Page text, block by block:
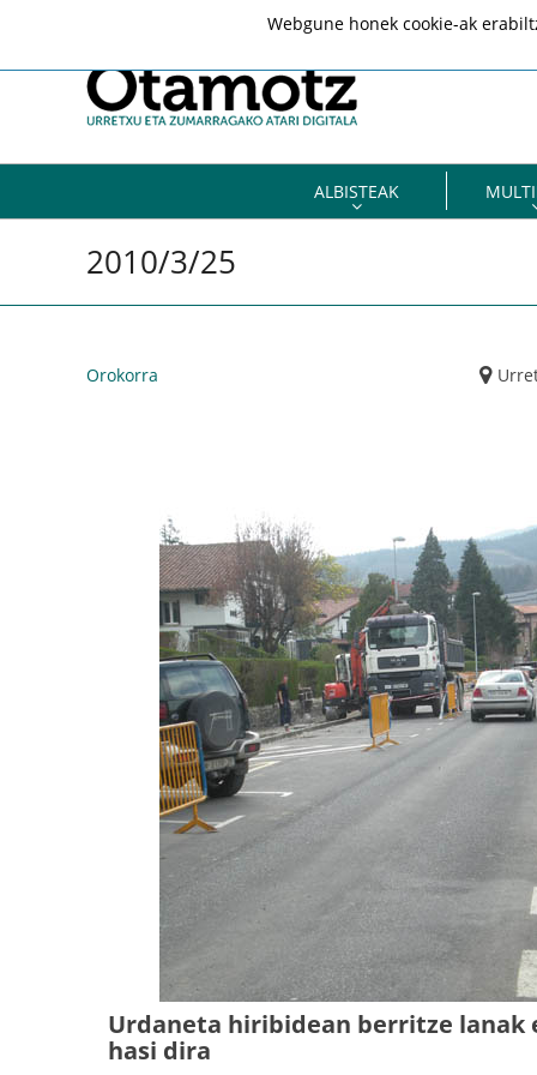
ALBISTEAK
2010/3/25
Orokorra
Urdaneta hiribidean berritze lanak
hasi dira
Webgune honek cookie-ak